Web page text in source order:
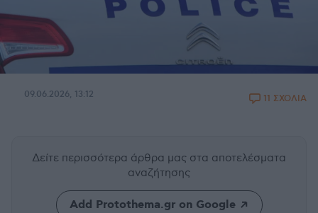
09.06.2026, 13:12 11 ΣΧΟΛΙΑ
Δείτε περισσότερα άρθρα μας στα αποτελέσματα
αναζήτησης
Add Protothema.gr on Google